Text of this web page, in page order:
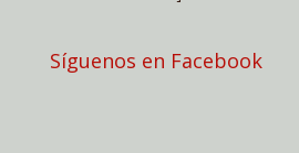
Síguenos en Facebook